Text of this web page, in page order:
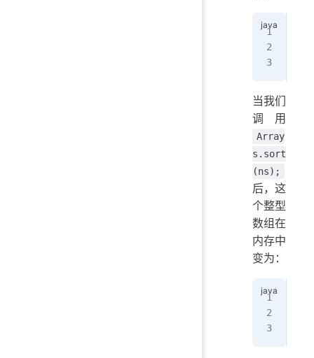
当我们
调用
Array
s.sort
(ns);
后，这
个整型
数组在
内存中
变为：